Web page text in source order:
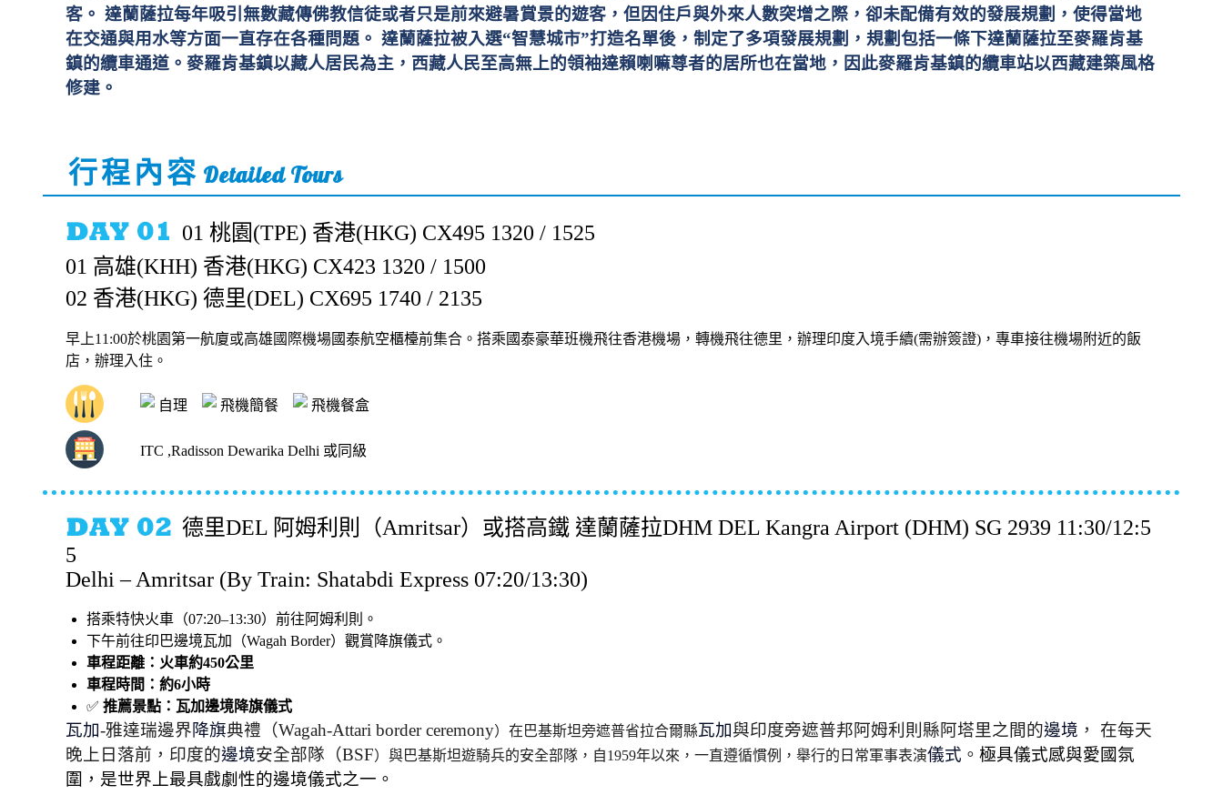
客。 達蘭薩拉每年吸引無數藏傳佛教信徒或者只是前來避暑賞景的遊客，但因住戶與外來人數突增之際，卻未配備有效的發展規劃，使得當地
在交通與用水等方面一直存在各種問題。 達蘭薩拉被入選“智慧城市”打造名單後，制定了多項發展規劃，規劃包括一條下達蘭薩拉至麥羅肯基
鎮的纜車通道。麥羅肯基鎮以藏人居民為主，西藏人民至高無上的領袖達賴喇嘛尊者的居所也在當地，因此麥羅肯基鎮的纜車站以西藏建築風格
修建。
行程內容 Detailed Tours
01 桃園(TPE) 香港(HKG) CX495 1320 / 1525
01 高雄(KHH) 香港(HKG) CX423 1320 / 1500
02 香港(HKG) 德里(DEL) CX695 1740 / 2135
早上11:00於桃園第一航廈或高雄國際機場國泰航空櫃檯前集合。搭乘 國泰豪華班機飛往香港機場，轉機飛往德里，辦理印度入境手續(需辦簽證)，專車接往機場附近的飯
店，辦理入住。
自理 飛機簡餐 飛機餐盒
ITC ,Radisson Dewarika Delhi 或同級
德里DEL 阿姆利則（Amritsar）或搭高鐵 達蘭薩拉DHM DEL Kangra Airport (DHM) SG 2939 11:30/12:5
5
Delhi – Amritsar (By Train: Shatabdi Express 07:20/13:30)
搭乘特快火車（07:20–13:30）前往阿姆利則。
下午前往印巴邊境瓦加（Wagah Border）觀賞降旗儀式。
車程距離：火車約450公里
車程時間：約6小時
✅ 推薦景點：瓦加邊境降旗儀式
瓦加-雅達瑞邊界降旗典禮（Wagah-Attari border ceremony）在巴基斯坦旁遮普省拉合爾縣瓦加與印度旁遮普邦阿姆利則縣阿塔里之間的邊境 ， 在每天
晚上日落前，印度的邊境安全部隊（BSF）與巴基斯坦遊騎兵的安全部隊，自1959年以來，一直遵循慣例，舉行的日常軍事表演儀式 。 極具儀式感與愛國氛
圍，是世界上最具戲劇性的邊境儀式之一。